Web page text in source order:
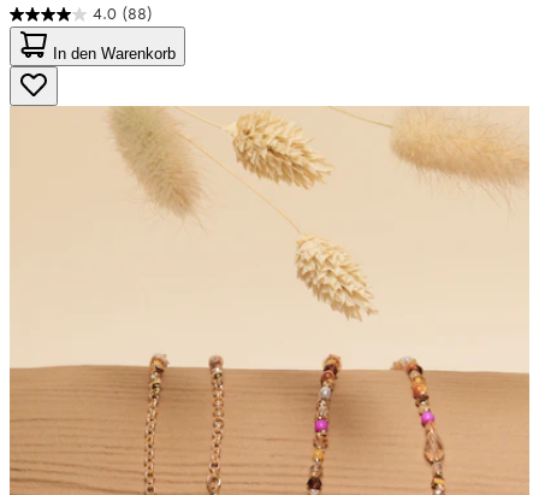
4.0 (88)
4.0
von
5
Sternen.
88
Bewertungen
In den Warenkorb